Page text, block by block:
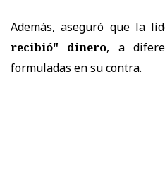
Además, aseguró que la
recibió" dinero, a
formuladas en su contra.